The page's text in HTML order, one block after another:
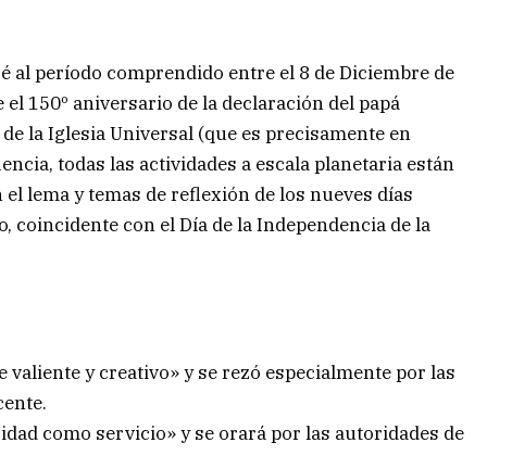
al período comprendido entre el 8 de Diciembre de
150º aniversario de la declaración del papá
la Iglesia Universal (que es precisamente en
todas las actividades a escala planetaria están
lema y temas de reflexión de los nueves días
con el Día de la Independencia de la
valiente y creativo» y se rezó especialmente por las
como servicio» y se orará por las autoridades de